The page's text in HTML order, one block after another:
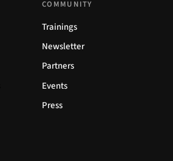
COMMUNITY
Trainings
Newsletter
Partners
Events
Press